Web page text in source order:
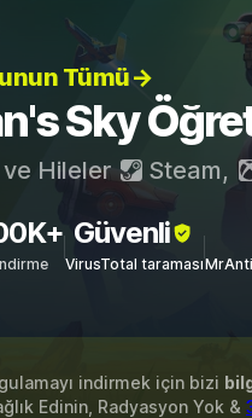
Tümü→
Sky
Hileler Steam,
Güvenli
VirusTotal taraması
indirmek için bizi
Edinin, Radyasyon Yok &